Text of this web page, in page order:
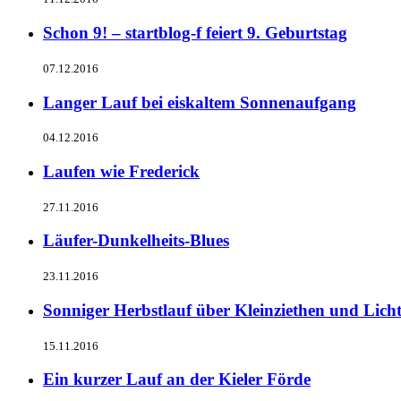
Schon 9! – startblog-f feiert 9. Geburtstag
07.12.2016
Langer Lauf bei eiskaltem Sonnenaufgang
04.12.2016
Laufen wie Frederick
27.11.2016
Läufer-Dunkelheits-Blues
23.11.2016
Sonniger Herbstlauf über Kleinziethen und
15.11.2016
Ein kurzer Lauf an der Kieler Förde